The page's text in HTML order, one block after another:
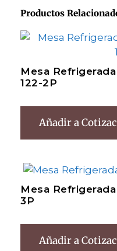
Productos
Mesa
122-2P
Añadir a
Mesa
3P
Añadir a